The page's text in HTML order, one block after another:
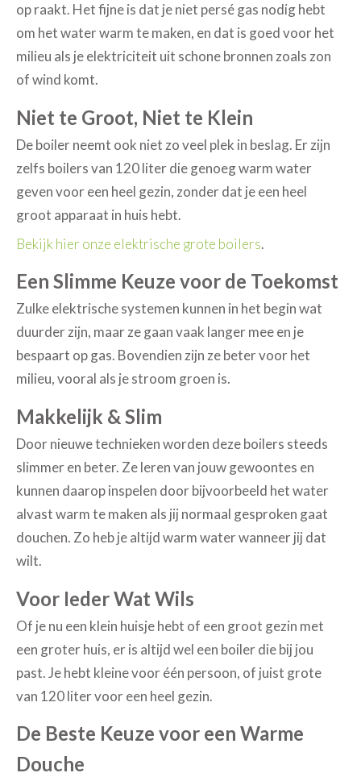
op raakt. Het fijne is dat je niet persé gas nodig hebt
om het water warm te maken, en dat is goed voor het
milieu als je elektriciteit uit schone bronnen zoals zon
of wind komt.
Niet te Groot, Niet te Klein
De boiler neemt ook niet zo veel plek in beslag. Er zijn
zelfs boilers van 120 liter die genoeg warm water
geven voor een heel gezin, zonder dat je een heel
groot apparaat in huis hebt.
Bekijk hier onze elektrische grote boilers.
Een Slimme Keuze voor de Toekomst
Zulke elektrische systemen kunnen in het begin wat
duurder zijn, maar ze gaan vaak langer mee en je
bespaart op gas. Bovendien zijn ze beter voor het
milieu, vooral als je stroom groen is.
Makkelijk & Slim
Door nieuwe technieken worden deze boilers steeds
slimmer en beter. Ze leren van jouw gewoontes en
kunnen daarop inspelen door bijvoorbeeld het water
alvast warm te maken als jij normaal gesproken gaat
douchen. Zo heb je altijd warm water wanneer jij dat
wilt.
Voor Ieder Wat Wils
Of je nu een klein huisje hebt of een groot gezin met
een groter huis, er is altijd wel een boiler die bij jou
past. Je hebt kleine voor één persoon, of juist grote
van 120 liter voor een heel gezin.
De Beste Keuze voor een Warme
Douche